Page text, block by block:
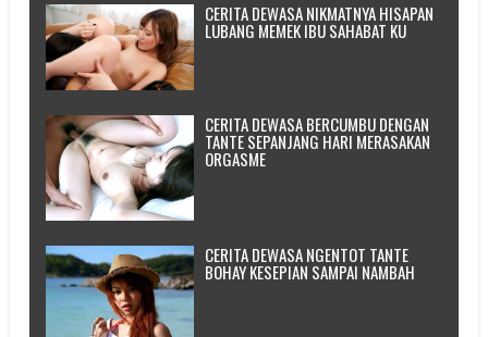
CERITA DEWASA NIKMATNYA HISAPAN
LUBANG MEMEK IBU SAHABAT KU
CERITA DEWASA BERCUMBU DENGAN
TANTE SEPANJANG HARI MERASAKAN
ORGASME
CERITA DEWASA NGENTOT TANTE
BOHAY KESEPIAN SAMPAI NAMBAH